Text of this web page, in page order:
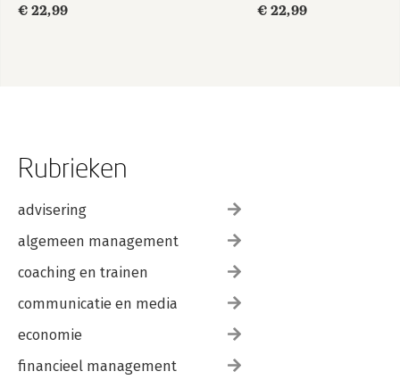
€ 22,99
€ 22,99
Rubrieken
advisering
algemeen management
coaching en trainen
communicatie en media
economie
financieel management